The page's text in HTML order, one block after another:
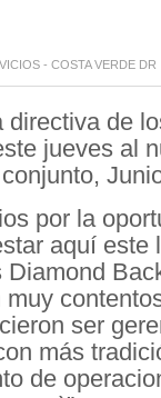
- COSTA VERDE DR
directiva de
jueves al
por la
aquí este
Diamond
ser
más
de